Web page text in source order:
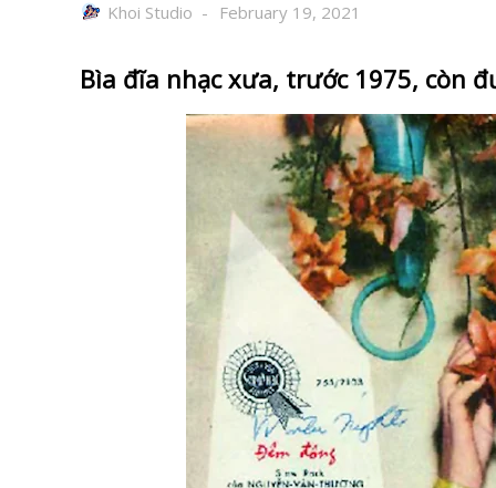
Khoi Studio February 19, 2021
Bìa đĩa nhạc xưa, trước 1975, còn